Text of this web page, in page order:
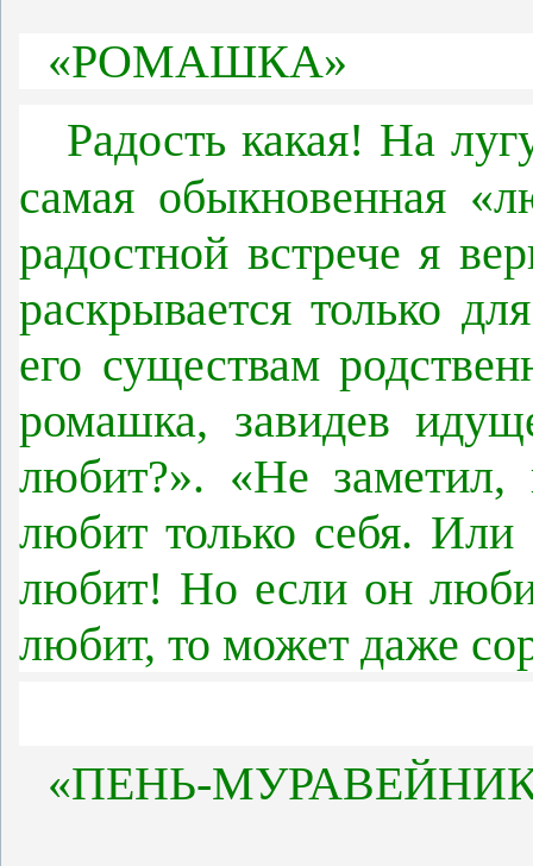
«РОМАШКА»
Радость какая! На
самая обыкновенная
радостной встрече я
раскрывается только
его существам
ромашка, завидев
любит?». «Не
любит только себя. Или
любит! Но если он
любит, то может даже
«ПЕНЬ-